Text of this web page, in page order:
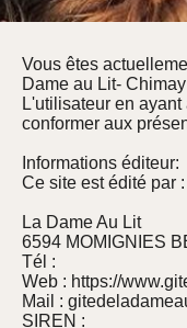
Vous êtes
Dame au Lit- Chimay
L'utilisateur en
conformer aux
Informations éditeur:
Ce site est édité par
La Dame Au Lit
6594 MOMIGNIES
Tél :
Web : https://
Mail :
SIREN :